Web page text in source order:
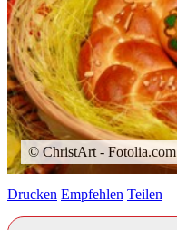
© ChristArt - Fotolia.com
Drucken Empfehlen Teilen